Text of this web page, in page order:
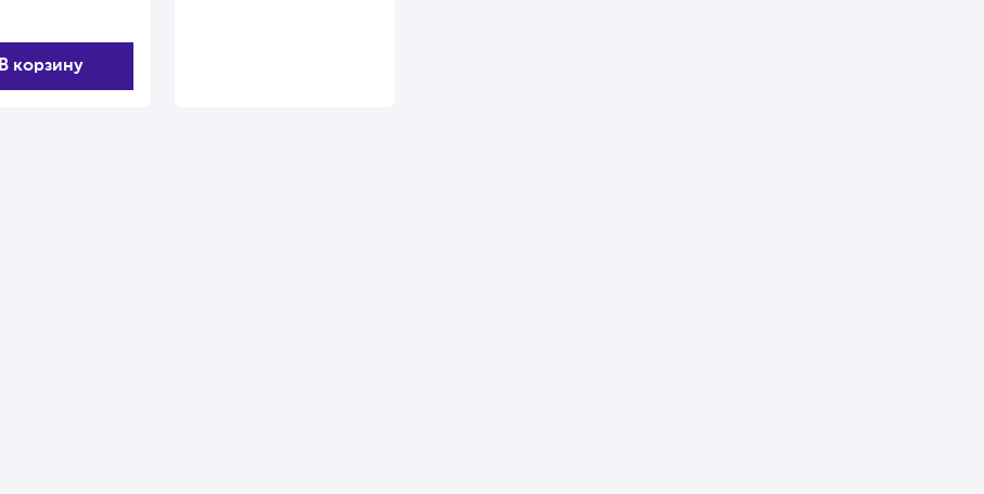
В корзину